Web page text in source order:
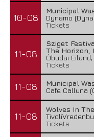
10-08
Municipal
Dynamo
Tickets
11-08
Sziget
The Horizon,
Óbudai
Tickets
11-08
Municipal
Cafe Calluna
11-08
Wolves In
Tickets